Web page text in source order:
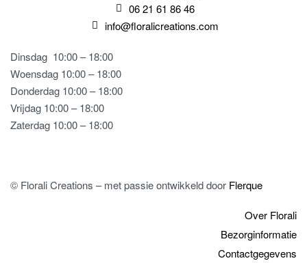
06 21 61 86 46
info@floralicreations.com
Dinsdag 10:00 – 18:00
Woensdag 10:00 – 18:00
Donderdag 10:00 – 18:00
Vrijdag 10:00 – 18:00
Zaterdag 10:00 – 18:00
© Florali Creations – met passie ontwikkeld door Flerque
Over Florali
Bezorginformatie
Contactgegevens